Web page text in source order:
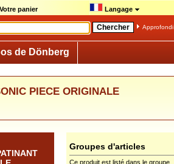
Votre panier Langage
Approfondi
de Dönberg
PIECE ORIGINALE
Groupes d'articles
Ce produit est listé dans le groupe